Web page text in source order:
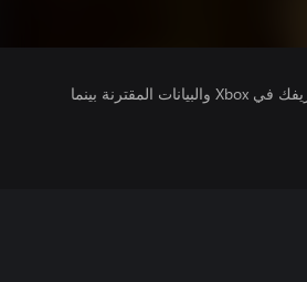
يتلقى ناشرو الألعاب التي تقوم بتشغيلها وصولاً إلى معلومات ملف تعريفك في Xbox والبيانات المقترنة بينما